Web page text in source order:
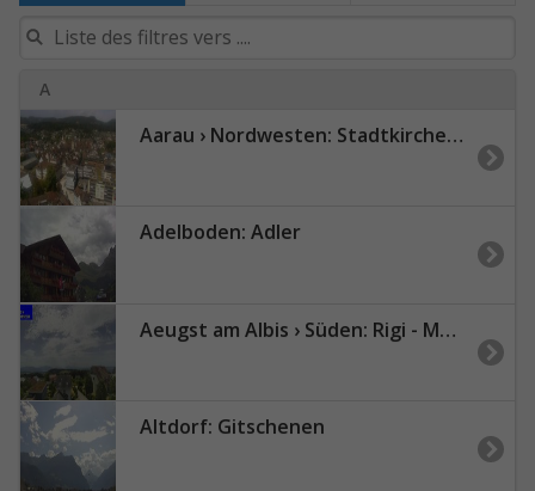
A
Aarau › Nordwesten: Stadtkirche Aarau
Adelboden: Adler
Aeugst am Albis › Süden: Rigi - Mount Pilatus
Altdorf: Gitschenen